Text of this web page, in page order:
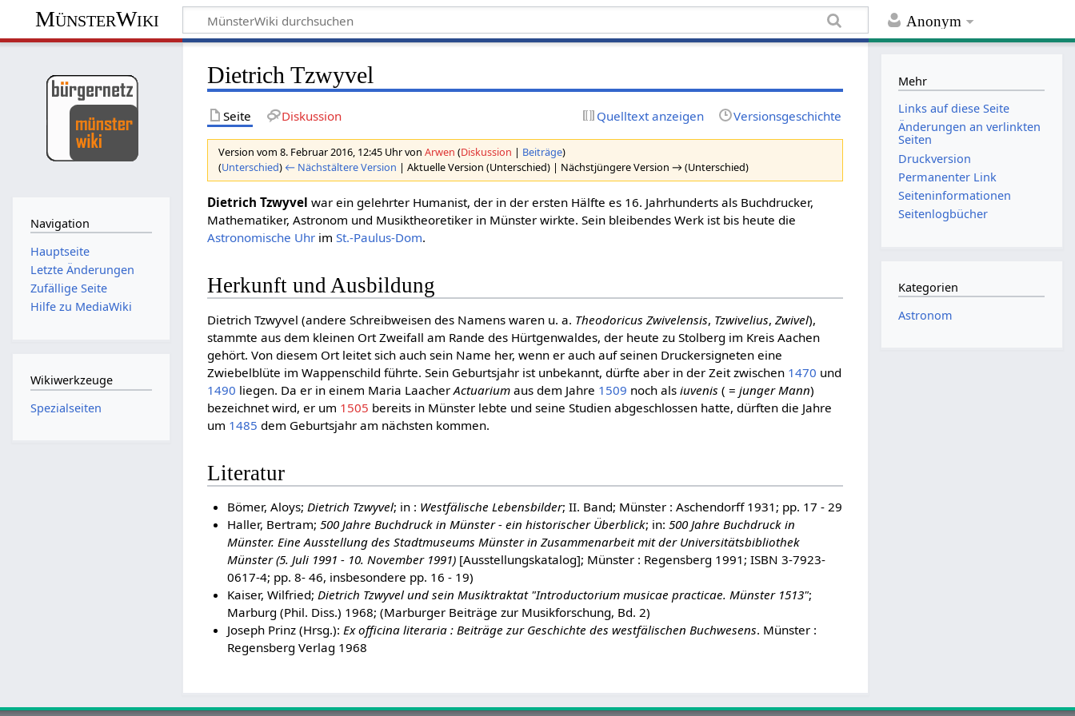
Anonym
MünsterWiki
Dietrich Tzwyvel
Seite Diskussion Quelltext anzeigen Versionsgeschichte
Version vom 8. Februar 2016, 12:45 Uhr vonArwen (Diskussion | Beiträge)
(Unterschied) ← Nächstältere Version | Aktuelle Version (Unterschied) | Nächstjüngere Version → (Unterschied)
Dietrich Tzwyvel war ein gelehrter Humanist, der in der ersten Hälfte es 16. Jahrhunderts als Buchdrucker,
Mathematiker, Astronom und Musiktheoretiker in Münster wirkte. Sein bleibendes Werk ist bis heute die
Astronomische Uhr imSt.-Paulus-Dom.
Herkunft und Ausbildung
Dietrich Tzwyvel (andere Schreibweisen des Namens waren u. a. Theodoricus Zwivelensis, Tzwivelius,Zwivel),
stammte aus dem kleinen Ort Zweifall am Rande des Hürtgenwaldes, der heute zu Stolberg im Kreis Aachen
gehört. Von diesem Ort leitet sich auch sein Name her, wenn er auch auf seinen Druckersigneten eine
Zwiebelblüte im Wappenschild führte. Sein Geburtsjahr ist unbekannt, dürfte aber in der Zeit zwischen 1470 und
1490 liegen. Da er in einem Maria LaacherActuarium aus dem Jahre 1509 noch alsiuvenis ( =junger Mann)
bezeichnet wird, er um 1505 bereits in Münster lebte und seine Studien abgeschlossen hatte, dürften die Jahre
um 1485 dem Geburtsjahr am nächsten kommen.
Literatur
Bömer, Aloys; Dietrich Tzwyvel; in : Westfälische Lebensbilder; II. Band; Münster : Aschendorff 1931; pp. 17 - 29
Haller, Bertram; 500 Jahre Buchdruck in Münster - ein historischer Überblick; in: 500 Jahre Buchdruck in
Münster. Eine Ausstellung des Stadtmuseums Münster in Zusammenarbeit mit der Universitätsbibliothek
Münster (5. Juli 1991 - 10. November 1991)[Ausstellungskatalog]; Münster : Regensberg 1991; ISBN 3-7923-
0617-4; pp. 8- 46, insbesondere pp. 16 - 19)
Kaiser, Wilfried; Dietrich Tzwyvel und sein Musiktraktat "Introductorium musicae practicae. Münster 1513";
Marburg (Phil. Diss.) 1968; (Marburger Beiträge zur Musikforschung, Bd. 2)
Joseph Prinz (Hrsg.): Ex officina literaria : Beiträge zur Geschichte des westfälischen Buchwesens. Münster :
Regensberg Verlag 1968
Navigation
Hauptseite
Letzte Änderungen
Zufällige Seite
Hilfe zu MediaWiki
Wikiwerkzeuge
Spezialseiten
Mehr
Links auf diese Seite
Änderungen an verlinkten
Seiten
Druckversion
Permanenter Link
Seiten­informationen
Seitenlogbücher
Kategorien
Astronom